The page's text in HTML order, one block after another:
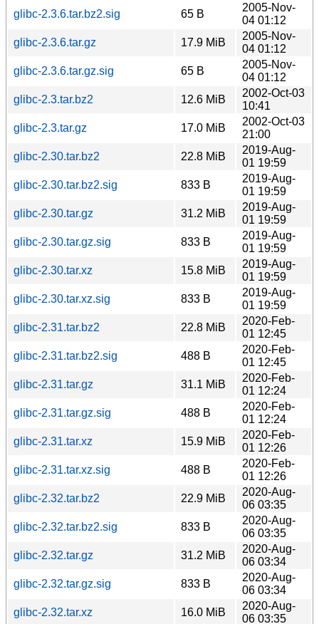
glibc-2.3.6.tar.bz2.sig
65 B
2005-Nov-
04 01:12
glibc-2.3.6.tar.gz
17.9 MiB
2005-Nov-
04 01:12
glibc-2.3.6.tar.gz.sig
65 B
2005-Nov-
04 01:12
glibc-2.3.tar.bz2
12.6 MiB
2002-Oct-03
10:41
glibc-2.3.tar.gz
17.0 MiB
2002-Oct-03
21:00
glibc-2.30.tar.bz2
22.8 MiB
2019-Aug-
01 19:59
glibc-2.30.tar.bz2.sig
833 B
2019-Aug-
01 19:59
glibc-2.30.tar.gz
31.2 MiB
2019-Aug-
01 19:59
glibc-2.30.tar.gz.sig
833 B
2019-Aug-
01 19:59
glibc-2.30.tar.xz
15.8 MiB
2019-Aug-
01 19:59
glibc-2.30.tar.xz.sig
833 B
2019-Aug-
01 19:59
glibc-2.31.tar.bz2
22.8 MiB
2020-Feb-
01 12:45
glibc-2.31.tar.bz2.sig
488 B
2020-Feb-
01 12:45
glibc-2.31.tar.gz
31.1 MiB
2020-Feb-
01 12:24
glibc-2.31.tar.gz.sig
488 B
2020-Feb-
01 12:24
glibc-2.31.tar.xz
15.9 MiB
2020-Feb-
01 12:26
glibc-2.31.tar.xz.sig
488 B
2020-Feb-
01 12:26
glibc-2.32.tar.bz2
22.9 MiB
2020-Aug-
06 03:35
glibc-2.32.tar.bz2.sig
833 B
2020-Aug-
06 03:35
glibc-2.32.tar.gz
31.2 MiB
2020-Aug-
06 03:34
glibc-2.32.tar.gz.sig
833 B
2020-Aug-
06 03:34
glibc-2.32.tar.xz
16.0 MiB
2020-Aug-
06 03:35